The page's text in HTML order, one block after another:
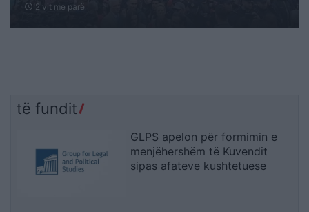
schedule 2 vit me parë
të fundit
GLPS apelon për formimin e
menjëhershëm të Kuvendit
sipas afateve kushtetuese